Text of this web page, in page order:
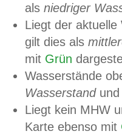
als niedriger
Liegt der
gilt dies als
mit Grün
Wasserstände
Wasserstandund
Liegt kein MHW
Karte ebenso mit